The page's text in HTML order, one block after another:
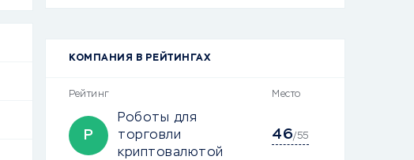
КОМПАНИЯ В РЕЙТИНГАХ
Рейтинг Место
Р
Роботы для
торговли
криптовалютой
46/55